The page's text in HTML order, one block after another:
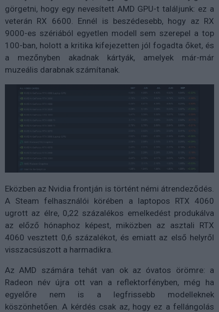
görgetni, hogy egy nevesített AMD GPU-t találjunk: ez a
veterán RX 6600. Ennél is beszédesebb, hogy az RX
9000-es szériából egyetlen modell sem szerepel a top
100-ban, holott a kritika kifejezetten jól fogadta őket, és
a mezőnyben akadnak kártyák, amelyek már-már
muzeális darabnak számítanak.
Eközben az Nvidia frontján is történt némi átrendeződés.
A Steam felhasználói körében a laptopos RTX 4060
ugrott az élre, 0,22 százalékos emelkedést produkálva
az előző hónaphoz képest, miközben az asztali RTX
4060 vesztett 0,6 százalékot, és emiatt az első helyről
visszacsúszott a harmadikra.
Az AMD számára tehát van ok az óvatos örömre: a
Radeon név újra ott van a reflektorfényben, még ha
egyelőre nem is a legfrissebb modelleknek
köszönhetően. A kérdés csak az, hogy ez a fellángolás